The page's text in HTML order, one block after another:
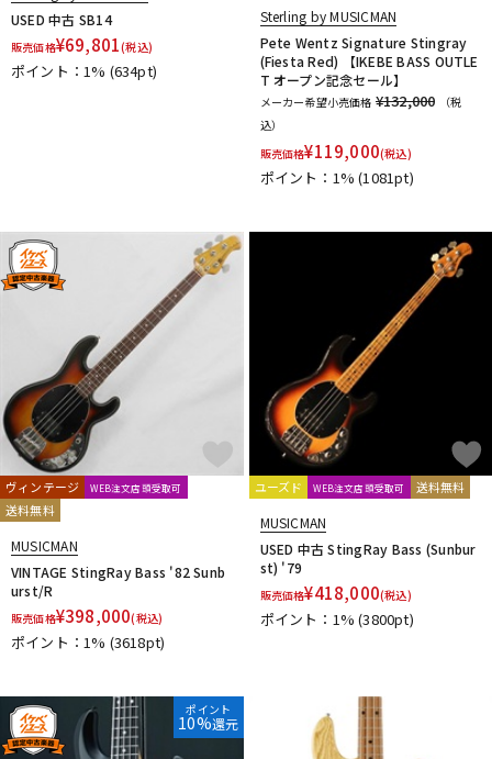
USED 中古 SB14
販売価格¥69,801(税込)
ポイント：1% (634pt)
Sterling by MUSICMAN
Pete Wentz Signature Stingray
(Fiesta Red) 【IKEBE BASS OUTLE
T オープン記念セール】
メーカー希望小売価格 ¥132,000
（税
込）
販売価格¥119,000(税込)
ポイント：1%(1081pt)
ヴィンテージ WEB注文店頭受取可
送料無料
MUSICMAN
VINTAGE StingRay Bass '82 Sunb
urst/R
販売価格¥398,000(税込)
ポイント：1% (3618pt)
ユーズド WEB注文店頭受取可 送料無料
MUSICMAN
USED 中古 StingRay Bass (Sunbur
st) '79
販売価格¥418,000(税込)
ポイント：1%(3800pt)
ポイント
10%還元